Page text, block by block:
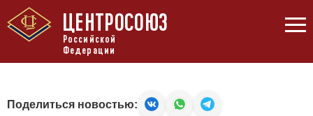
ЦЕНТРОСОЮЗ
Российской
Федерации
Поделиться новостью: